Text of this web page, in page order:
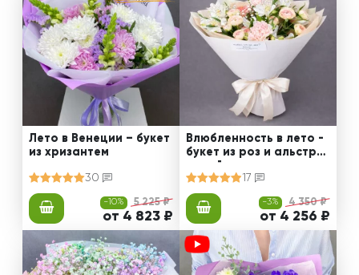
Лето в Венеции – букет
из хризантем
30
-10% 5 225 ₽
от 4 823 ₽
Влюбленность в лето -
букет из роз и альстро
мерий
17
-3% 4 350 ₽
от 4 256 ₽